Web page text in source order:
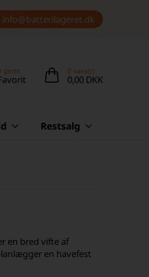
info@batterilageret.dk
gemt 0 vare(r)
0,00 DKK
Restsalg
en bred vifte af
en havefest